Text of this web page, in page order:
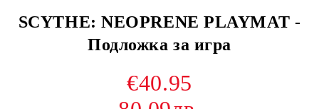
SCYTHE: NEOPRENE PLAYMAT -
Подложка за игра
€40.95